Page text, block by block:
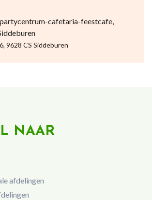
cafetaria-feestcafe,
9628 CS Siddeburen
NAAR
afdelingen